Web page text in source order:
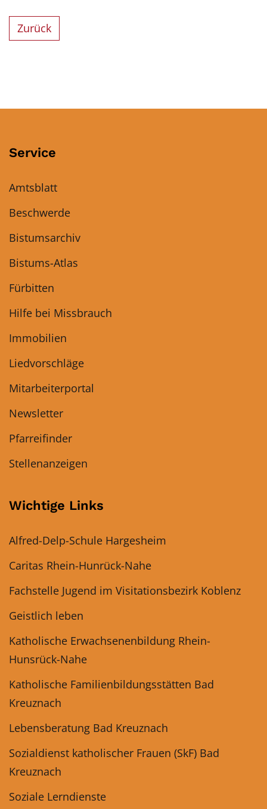
Zurück
Service
Amtsblatt
Beschwerde
Bistumsarchiv
Bistums-Atlas
Fürbitten
Hilfe bei Missbrauch
Immobilien
Liedvorschläge
Mitarbeiterportal
Newsletter
Pfarreifinder
Stellenanzeigen
Wichtige Links
Alfred-Delp-Schule Hargesheim
Caritas Rhein-Hunrück-Nahe
Fachstelle Jugend im Visitationsbezirk Koblenz
Geistlich leben
Katholische Erwachsenenbildung Rhein-
Hunsrück-Nahe
Katholische Familienbildungsstätten Bad
Kreuznach
Lebensberatung Bad Kreuznach
Sozialdienst katholischer Frauen (SkF) Bad
Kreuznach
Soziale Lerndienste